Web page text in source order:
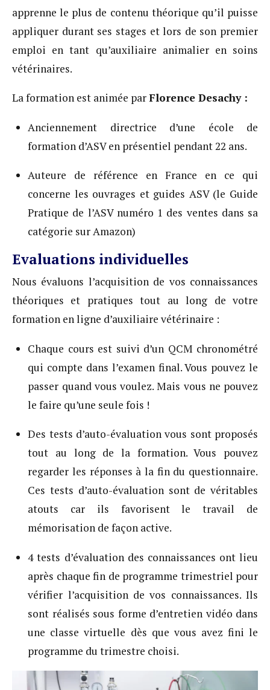
apprenne le plus de contenu théorique qu’il puisse
appliquer durant ses stages et lors de son premier
emploi en tant qu’auxiliaire animalier en soins
vétérinaires.
La formation est animée parFlorence Desachy :
Anciennement directrice d’une école de
formation d’ASV en présentiel pendant 22 ans.
Auteure de référence en France en ce qui
concerne les ouvrages et guides ASV (le Guide
Pratique de l’ASV numéro 1 des ventes dans sa
catégorie sur Amazon)
Evaluations individuelles
Nous évaluons l’acquisition de vos connaissances
théoriques et pratiques tout au long de votre
formation en ligne d’auxiliaire vétérinaire :
Chaque cours est suivi d’un QCM chronométré
qui compte dans l’examen final. Vous pouvez le
passer quand vous voulez. Mais vous ne pouvez
le faire qu’une seule fois !
Des tests d’auto-évaluation vous sont proposés
tout au long de la formation. Vous pouvez
regarder les réponses à la fin du questionnaire.
Ces tests d’auto-évaluation sont de véritables
atouts car ils favorisent le travail de
mémorisation de façon active.
4 tests d’évaluation des connaissances ont lieu
après chaque fin de programme trimestriel pour
vérifier l’acquisition de vos connaissances. Ils
sont réalisés sous forme d’entretien vidéo dans
une classe virtuelle dès que vous avez fini le
programme du trimestre choisi.